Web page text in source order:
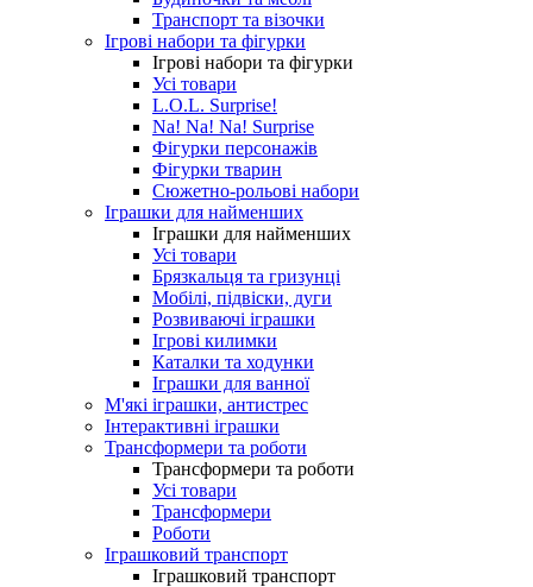
Транспорт та візочки
Ігрові набори та фігурки
Ігрові набори та фігурки
Усі товари
L.O.L. Surprise!
Na! Na! Na! Surprise
Фігурки персонажів
Фігурки тварин
Сюжетно-рольові набори
Іграшки для найменших
Іграшки для найменших
Усі товари
Брязкальця та гризунці
Мобілі, підвіски, дуги
Розвиваючі іграшки
Ігрові килимки
Каталки та ходунки
Іграшки для ванної
М'які іграшки, антистрес
Інтерактивні іграшки
Трансформери та роботи
Трансформери та роботи
Усі товари
Трансформери
Роботи
Іграшковий транспорт
Іграшковий транспорт